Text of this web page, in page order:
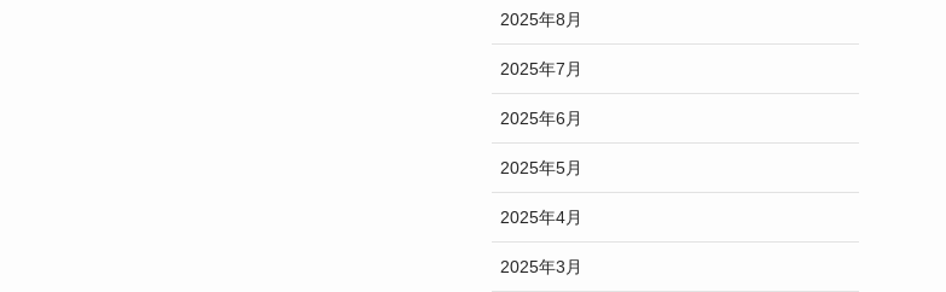
2025年8月
2025年7月
2025年6月
2025年5月
2025年4月
2025年3月